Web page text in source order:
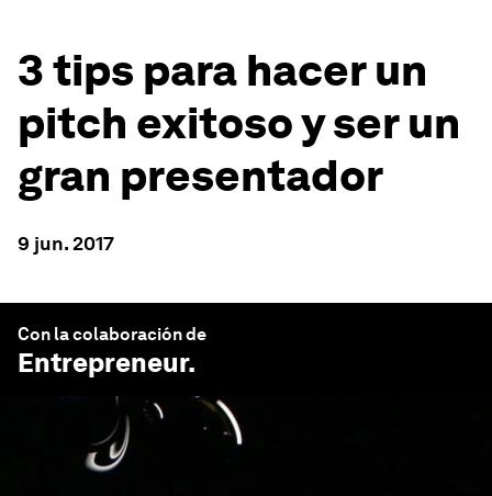
3 tips para hacer un
pitch exitoso y ser un
gran presentador
9 jun. 2017
Con la colaboración de
Entrepreneur.